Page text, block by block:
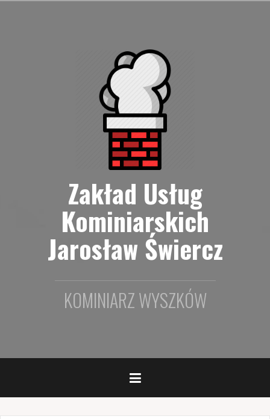
Zakład Usług
Kominiarskich
Jarosław Świercz
KOMINIARZ WYSZKÓW